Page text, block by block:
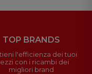
TOP BRANDS
l'efficienza dei tuoi
con i ricambi dei
migliori brand